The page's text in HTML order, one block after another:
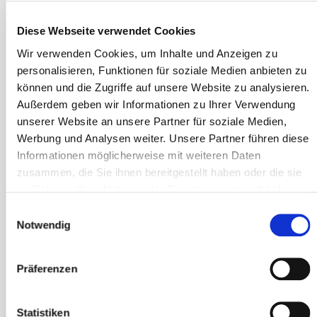
Diese Webseite verwendet Cookies
Wir verwenden Cookies, um Inhalte und Anzeigen zu
personalisieren, Funktionen für soziale Medien anbieten zu
können und die Zugriffe auf unsere Website zu analysieren.
Außerdem geben wir Informationen zu Ihrer Verwendung
unserer Website an unsere Partner für soziale Medien,
Werbung und Analysen weiter. Unsere Partner führen diese
Informationen möglicherweise mit weiteren Daten
zusammen, die Sie ihnen bereitgestellt haben oder die sie
Notwendig
Präferenzen
Statistiken
Klarheit gewinnen
Was sind Ihre Ziele & Herausforderungen im Betrieb?
Das klären wir schnell, zuverlässig und auf Augenhöhe
– im kostenlosen telefonischen
Erstgesprächoder